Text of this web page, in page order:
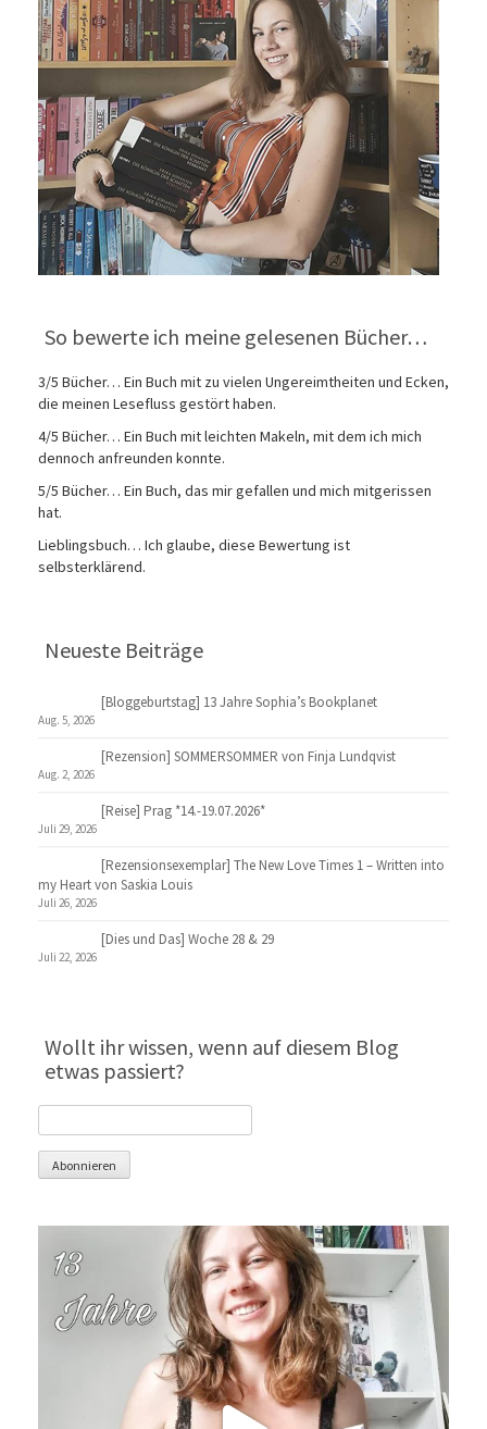
So bewerte ich meine gelesenen Bücher…
3/5 Bücher… Ein Buch mit zu vielen Ungereimtheiten und Ecken,
die meinen Lesefluss gestört haben.
4/5 Bücher… Ein Buch mit leichten Makeln, mit dem ich mich
dennoch anfreunden konnte.
5/5 Bücher… Ein Buch, das mir gefallen und mich mitgerissen
hat.
Lieblingsbuch… Ich glaube, diese Bewertung ist
selbsterklärend.
Neueste Beiträge
[Bloggeburtstag] 13 Jahre Sophia’s Bookplanet
Aug. 5, 2026
[Rezension] SOMMERSOMMER von Finja Lundqvist
Aug. 2, 2026
[Reise] Prag *14.-19.07.2026*
Juli 29, 2026
[Rezensionsexemplar] The New Love Times 1 – Written into
my Heart von Saskia Louis
Juli 26, 2026
[Dies und Das] Woche 28 & 29
Juli 22, 2026
Wollt ihr wissen, wenn auf diesem Blog
etwas passiert?